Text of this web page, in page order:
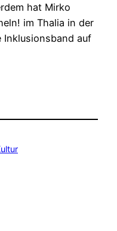
hat Mirko
im Thalia in der
Inklusionsband auf